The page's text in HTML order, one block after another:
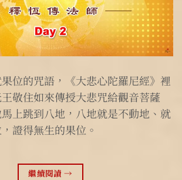
位的咒語，《大悲心陀羅尼經》裡
敬住如來傳授大悲咒給觀音菩薩
上跳到八地，八地就是不動地、就
證得無生的果位。
繼續閱讀→